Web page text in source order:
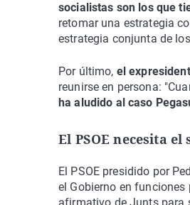
socialistas son los que
retomar una estrategia
estrategia conjunta de
Por último, el
reunirse en persona:
ha aludido al caso
El PSOE necesita
El PSOE presidido por
el Gobierno en